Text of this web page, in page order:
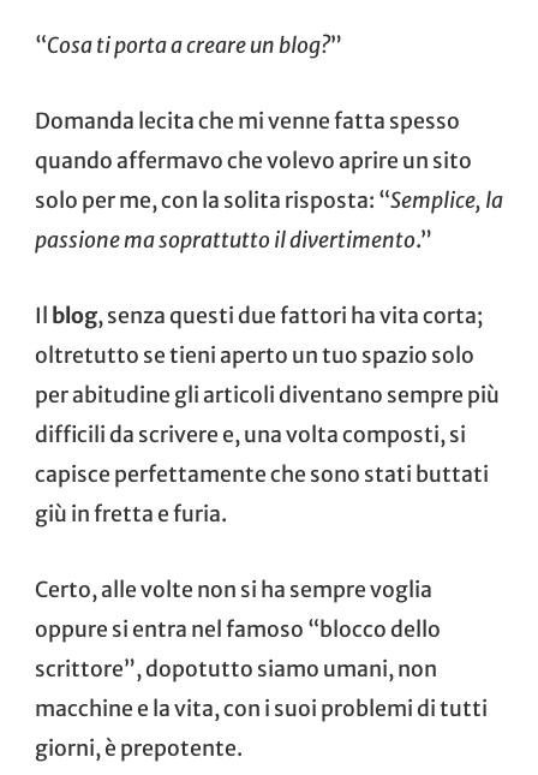
“Cosa ti porta a creare un blog?”
Domanda lecita che mi venne fatta spesso
quando affermavo che volevo aprire un sito
solo per me, con la solita risposta: “Semplice, la
passione ma soprattutto il divertimento.”
Il blog, senza questi due fattori ha vita corta;
oltretutto se tieni aperto un tuo spazio solo
per abitudine gli articoli diventano sempre più
difficili da scrivere e, una volta composti, si
capisce perfettamente che sono stati buttati
giù in fretta e furia.
Certo, alle volte non si ha sempre voglia
oppure si entra nel famoso “blocco dello
scrittore”, dopotutto siamo umani, non
macchine e la vita, con i suoi problemi di tutti
giorni, è prepotente.